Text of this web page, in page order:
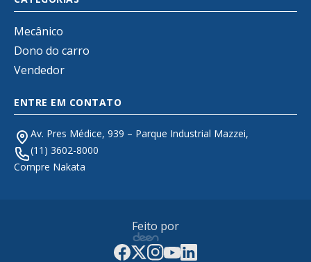
Mecânico
Dono do carro
Vendedor
ENTRE EM CONTATO
Av. Pres Médice, 939 – Parque Industrial Mazzei,
(11) 3602-8000
Compre Nakata
Feito por